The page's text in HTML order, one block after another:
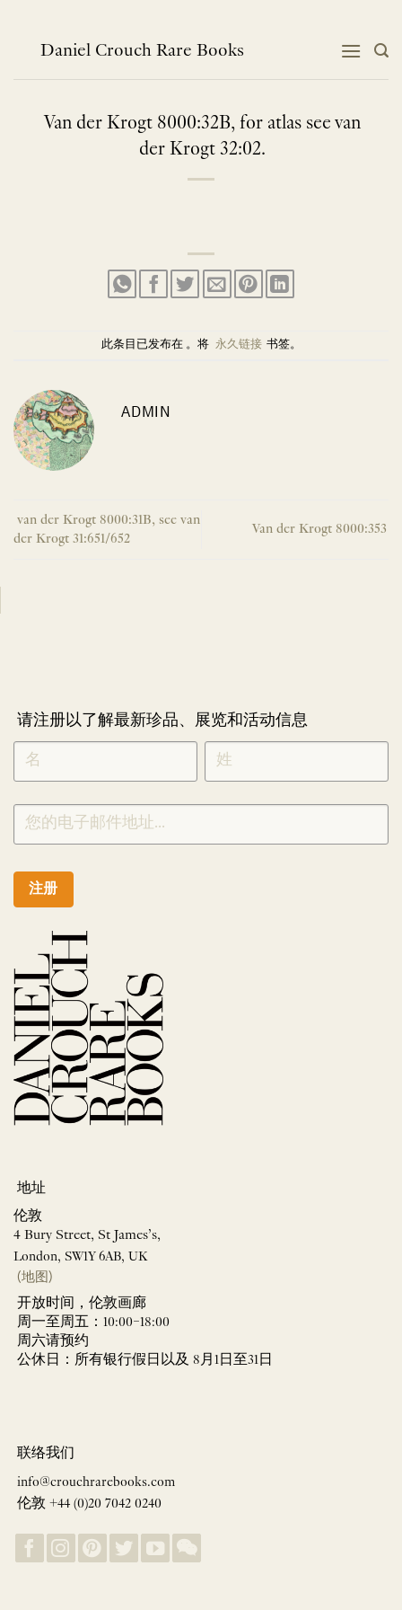
Daniel Crouch Rare Books
Van der Krogt 8000:32B, for atlas see van
der Krogt 32:02.
此条目已发布在 。将 永久链接 书签。
ADMIN
van der Krogt 8000:31B, see van
der Krogt 31:651/652
Van der Krogt 8000:353
请注册以了解最新珍品、展览和活动信息
NEWLETTER
SIGNUP
CHINESE
*
注册
地址
伦敦
4 Bury Street, St James’s,
London, SW1Y 6AB, UK
(地图)
开放时间，伦敦画廊
周一至周五：10:00–18:00
周六请预约
公休日：所有银行假日以及 8月1日至31日
联络我们
info@crouchrarebooks.com
伦敦 +44 (0)20 7042 0240